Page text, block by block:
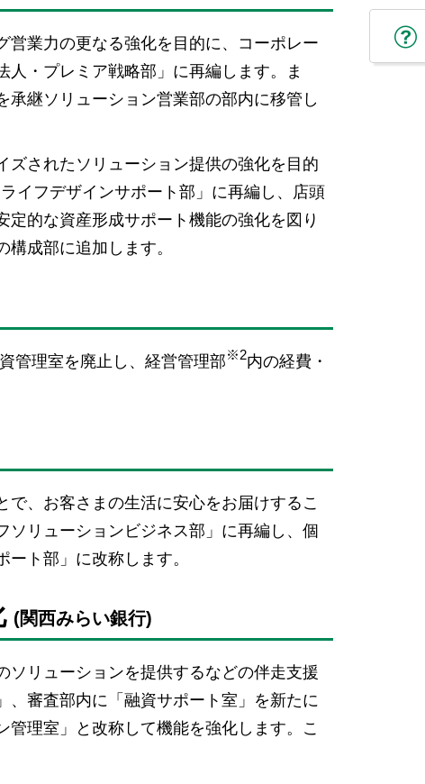
業力の更なる強化を目的に、コーポレー
人・プレミア戦略部」に再編します。ま
継ソリューション営業部の部内に移管し
ズされたソリューション提供の強化を目的
イフデザインサポート部」に再編し、店頭
的な資産形成サポート機能の強化を図り
成部に追加します。
管理室を廃止し、経営管理部※2内の経費・
、お客さまの生活に安心をお届けするこ
リューションビジネス部」に再編し、個
ト部」に改称します。
(関西みらい銀行)
リューションを提供するなどの伴走支援
審査部内に「融資サポート室」を新たに
理室」と改称して機能を強化します。こ